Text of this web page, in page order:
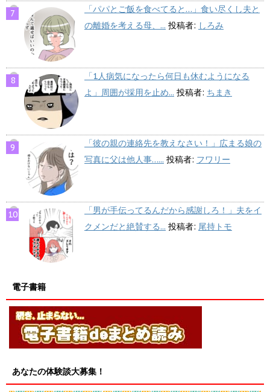
「パパとご飯を食べてると…」食い尽くし夫と
の離婚を考える母、... 投稿者: しろみ
「1人病気になったら何日も休むようになる
よ」周囲が採用を止め... 投稿者: ちまき
「彼の親の連絡先を教えなさい！」広まる娘の
写真に父は他人事…... 投稿者: フワリー
「男が手伝ってるんだから感謝しろ！」夫をイ
クメンだと絶賛する... 投稿者: 尾持トモ
電子書籍
あなたの体験談大募集！